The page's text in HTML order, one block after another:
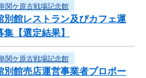
関ケ原古戦場記念館
館レストラン及びカフェ運
【選定結果】
関ケ原古戦場記念館
別館売店運営事業者プロポー